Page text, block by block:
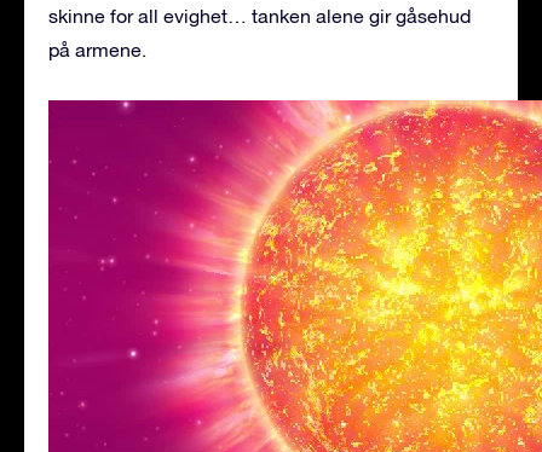
skinne for all evighet… tanken alene gir gåsehud
på armene.